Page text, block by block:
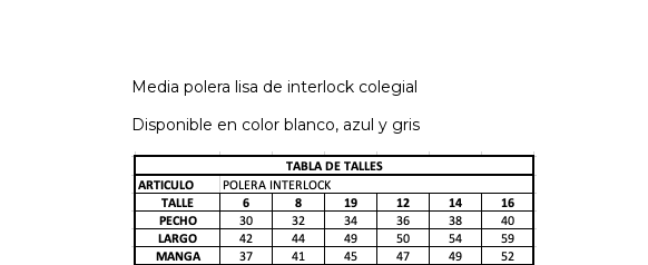
Media polera lisa de interlock colegial
Disponible en color blanco, azul y gris